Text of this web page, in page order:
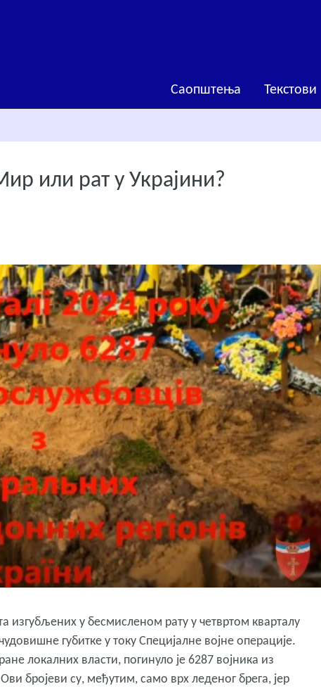
Саопштења Текстови
или рат у Украјини?
изгубљених у бесмисленом рату у четвртом кварталу
губитке у току Специјалне војне операције.
локалних власти, погинуло је 6287 војника из
бројеви су, међутим, само врх леденог брега, јер